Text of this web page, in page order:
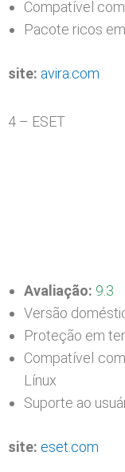
Compatível
Pacote ricos
site: avira.com
4 – ESET
Avaliação: 9.3
Versão
Proteção em
Compatível
Línux
Suporte ao
site: eset.com